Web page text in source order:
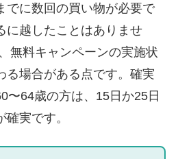
でに数回の買い物が必要で
に越したことはありませ
無料キャンペーンの実施状
る場合がある点です。確実
〜64歳の方は、15日か25日
実です。